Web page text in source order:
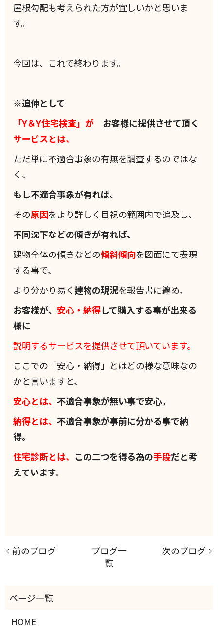
屋根勾配も考えられた方が宜しいかと思いま
す。
今回は、これで終わります。
※追伸として
「Y＆Y住宅検査」が お客様に提供させて頂く
サービスとは、
ただ単に不適合事象の有無を調査するのではな
く、
もし不適合事象が有れば、
その原因をより詳しく目視の範囲内で追及し、
不同沈下などの傾きが有れば、
建物全体の傾きなどの傾斜傾向を図面にて表現
する事で、
より分かり易く 建物の現況を報告書に纏め、
お客様が、 安心・納得して購入する事が出来る
様に
説明するサービスを提供させて頂いています。
ここでの「安心・納得」とはどの様な意味なの
かと言いますと、
安心とは、 不適合事象が無い事で安心。
納得とは、 不適合事象が事前に分かる事で納
得。
住宅診断とは、 この二つを得る為の手段だと考
えています。
前のブログ
ブログ一
覧
次のブログ
HOME